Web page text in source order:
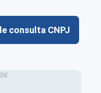
consulta CNPJ